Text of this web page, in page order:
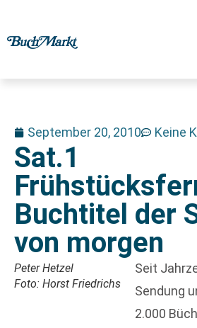
September 20, 2010 Keine
Sat.1
Buchtitel der
von morgen
Peter Hetzel
Foto: Horst Friedrichs
Seit
Sendung
2.000